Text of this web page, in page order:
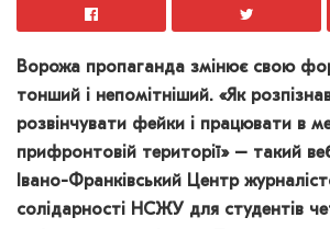
Ворожа пропаганда змінює свою
тонший і непомітніший. «Як
розвінчувати фейки і працювати в
прифронтовій території» – такий
Івано-Франківський Центр
солідарності НСЖУ для студентів